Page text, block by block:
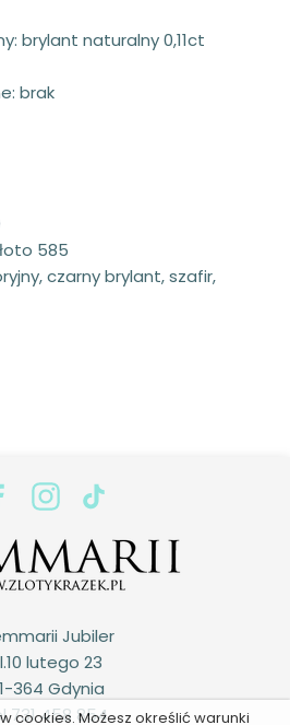
brylant naturalny 0,11ct
brak
585
czarny brylant, szafir,
Jubiler
lutego 23
364 Gdynia
731 458 854
cookies. Możesz określić warunki